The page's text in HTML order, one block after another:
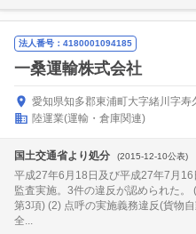
法人番号：4180001094185
一桑運輸株式会社
愛知県知多郡東浦町大字緒川字寿
陸運業(運輸・倉庫関連)
国土交通省より処分 (2015-12-10公表)
平成27年6月18日及び平成27年7月
監査実施。3件の違反が認められた
第3項) (2) 点呼の実施義務違反(貨物
全...